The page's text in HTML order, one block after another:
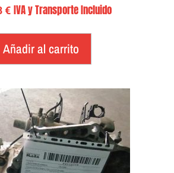
€ IVA y Transporte Incluido
Añadir al carrito